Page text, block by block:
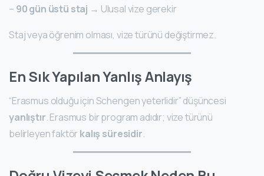
– 90 gün üstü staj → Ulusal vize gerekir
Staj veya öğrenim olması, vize türünü değiştirmez.
En Sık Yapılan Yanlış Anlayış
“Erasmus olduğu için Schengen yeterlidir” düşüncesi
yanlıştır. Erasmus bir program adıdır; vize türünü
belirleyen faktör kalış süresidir.